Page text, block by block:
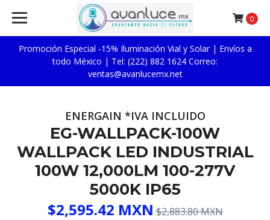
Promoción Especial -15% Iluminación Vial y Solar | Envíos a
todo México | Tel: (222) 882 1624 Correo:
ventas@avanlucemx.net
0
ENERGAIN *IVA INCLUIDO
EG-WALLPACK-100W
WALLPACK LED INDUSTRIAL
100W 12,000LM 100-277V
5000K IP65
$2,595.42 MXN $2,883.80 MXN